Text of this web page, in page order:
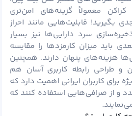
معمولاً گزینه‌های امن‌تری
بگیرید! قابلیت‌هایی مانند احراز
سرد دارایی‌ها نیز بسیار
باید میزان کارمزدها را مقایسه
هزینه‌های پنهان دارند. همچنین
و طراحی رابطه کاربری آسان هم
برای کاربران ایرانی اهمیت دارد که
و از صرافی‌هایی استفاده کنند که